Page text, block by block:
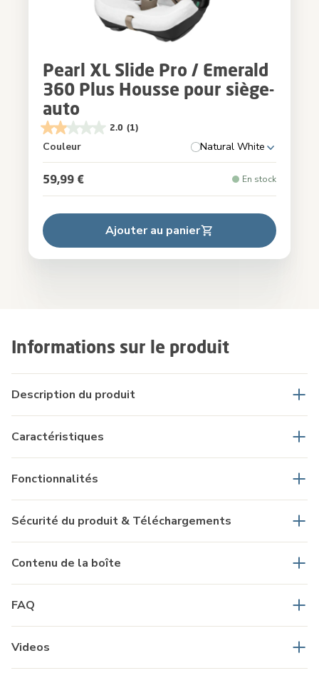
Informations sur le produit
Description du produit
Caractéristiques
Fonctionnalités
Sécurité du produit & Téléchargements
Contenu de la boîte
FAQ
Videos
Pearl XL Slide Pro / Emerald
360 Plus Housse pour siège-
auto
2.0 (1)
Couleur Natural White
59,99 € En stock
Ajouter au panier